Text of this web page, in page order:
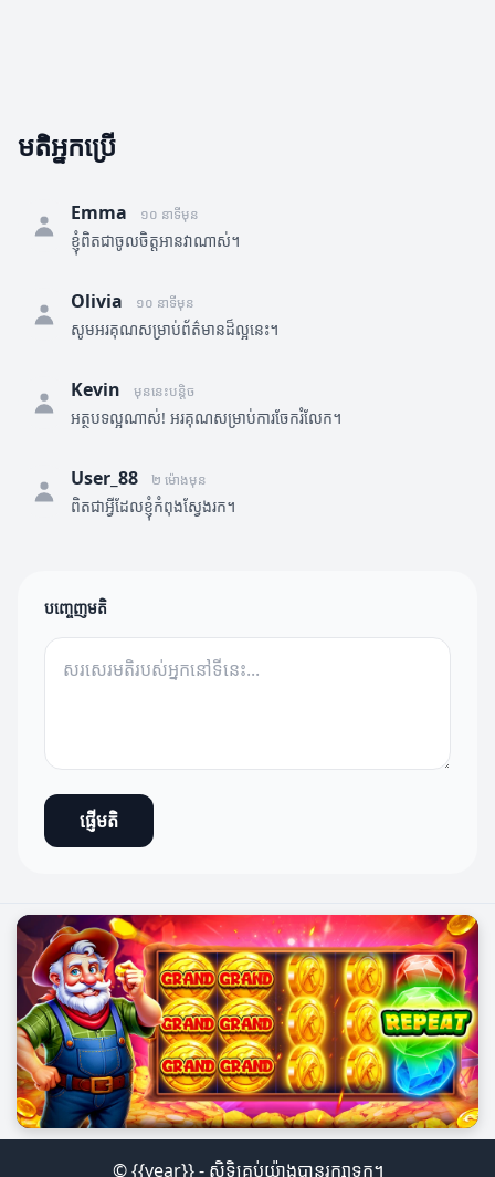
មតិអ្នកប្រើ
Emma ១០ នាទីមុន
ខ្ញុំពិតជាចូលចិត្តអានវាណាស់។
Olivia ១០ នាទីមុន
សូមអរគុណសម្រាប់ព័ត៌មានដ៏ល្អនេះ។
Kevin មុននេះបន្តិច
អត្ថបទល្អណាស់! អរគុណសម្រាប់ការចែករំលែក។
User_88 ២ ម៉ោងមុន
ពិតជាអ្វីដែលខ្ញុំកំពុងស្វែងរក។
បញ្ចេញមតិ
ផ្ញើមតិ
© {{year}} - សិទ្ធិគ្រប់យ៉ាងបានរក្សាទុក។